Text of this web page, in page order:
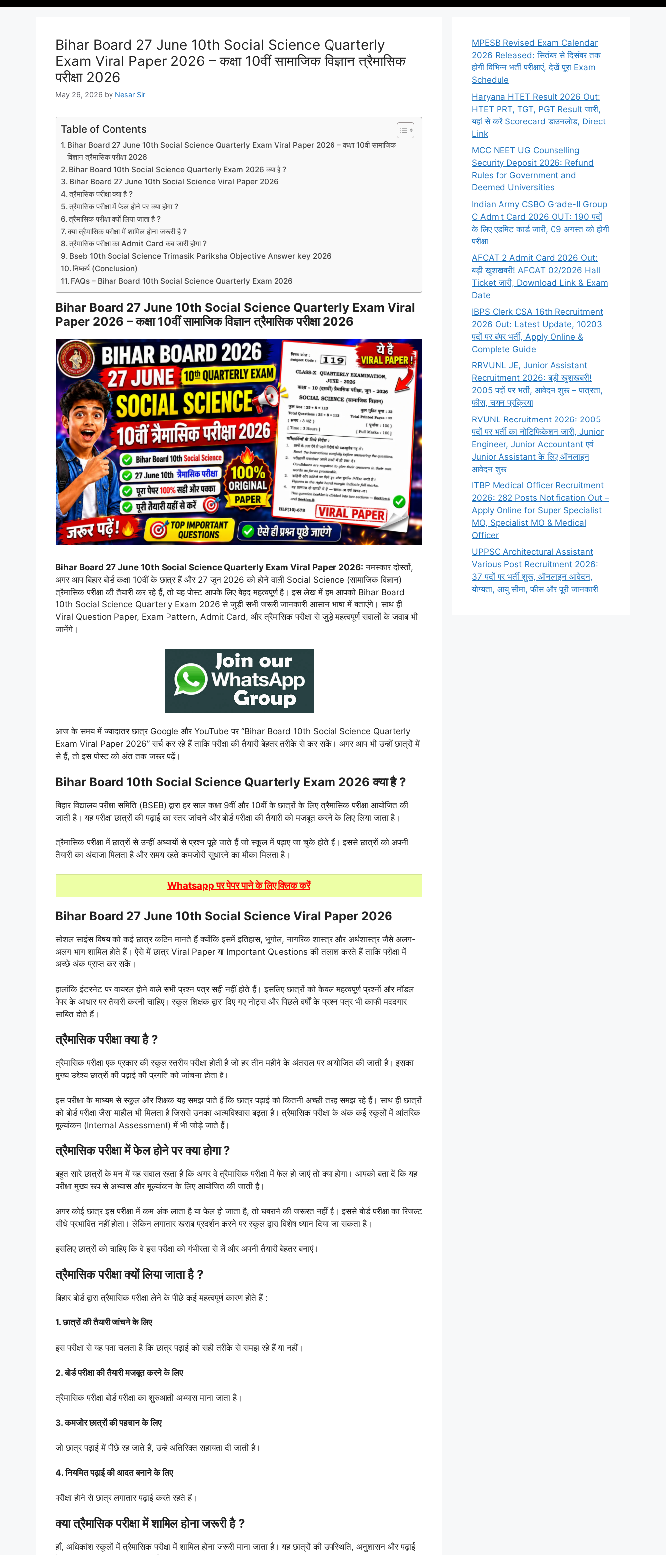
Bihar Board 27 June 10th Social Science Quarterly
Exam Viral Paper 2026 – कक्षा 10वीं सामाजिक विज्ञान त्रैमासिक
परीक्षा 2026
May 26, 2026 by Nesar Sir
Table of Contents
Bihar Board 27 June 10th Social Science Quarterly Exam Viral Paper 2026 – कक्षा 10वीं सामाजिक
विज्ञान त्रैमासिक परीक्षा 2026
Bihar Board 10th Social Science Quarterly Exam 2026 क्या है ?
Bihar Board 27 June 10th Social Science Viral Paper 2026
त्रैमासिक परीक्षा क्या है ?
त्रैमासिक परीक्षा में फेल होने पर क्या होगा ?
त्रैमासिक परीक्षा क्यों लिया जाता है ?
क्या त्रैमासिक परीक्षा में शामिल होना जरूरी है ?
त्रैमासिक परीक्षा का Admit Card कब जारी होगा ?
Bseb 10th Social Science Trimasik Pariksha Objective Answer key 2026
निष्कर्ष (Conclusion)
FAQs – Bihar Board 10th Social Science Quarterly Exam 2026
Bihar Board 27 June 10th Social Science Quarterly Exam Viral
Paper 2026 – कक्षा 10वीं सामाजिक विज्ञान त्रैमासिक परीक्षा 2026
Bihar Board 27 June 10th Social Science Quarterly Exam Viral Paper 2026: नमस्कार दोस्तों,
अगर आप बिहार बोर्ड कक्षा 10वीं के छात्र हैं और 27 जून 2026 को होने वाली Social Science (सामाजिक विज्ञान)
त्रैमासिक परीक्षा की तैयारी कर रहे हैं, तो यह पोस्ट आपके लिए बेहद महत्वपूर्ण है। इस लेख में हम आपको Bihar Board
10th Social Science Quarterly Exam 2026 से जुड़ी सभी जरूरी जानकारी आसान भाषा में बताएंगे। साथ ही
Viral Question Paper, Exam Pattern, Admit Card, और त्रैमासिक परीक्षा से जुड़े महत्वपूर्ण सवालों के जवाब भी
जानेंगे।
आज के समय में ज्यादातर छात्र Google और YouTube पर “Bihar Board 10th Social Science Quarterly
Exam Viral Paper 2026” सर्च कर रहे हैं ताकि परीक्षा की तैयारी बेहतर तरीके से कर सकें। अगर आप भी उन्हीं छात्रों में
से हैं, तो इस पोस्ट को अंत तक जरूर पढ़ें।
Bihar Board 10th Social Science Quarterly Exam 2026 क्या है ?
बिहार विद्यालय परीक्षा समिति (BSEB) द्वारा हर साल कक्षा 9वीं और 10वीं के छात्रों के लिए त्रैमासिक परीक्षा आयोजित की
जाती है। यह परीक्षा छात्रों की पढ़ाई का स्तर जांचने और बोर्ड परीक्षा की तैयारी को मजबूत करने के लिए लिया जाता है।
त्रैमासिक परीक्षा में छात्रों से उन्हीं अध्यायों से प्रश्न पूछे जाते हैं जो स्कूल में पढ़ाए जा चुके होते हैं। इससे छात्रों को अपनी
तैयारी का अंदाजा मिलता है और समय रहते कमजोरी सुधारने का मौका मिलता है।
Whatsapp पर पेपर पाने के लिए क्लिक करें
Bihar Board 27 June 10th Social Science Viral Paper 2026
सोशल साइंस विषय को कई छात्र कठिन मानते हैं क्योंकि इसमें इतिहास, भूगोल, नागरिक शास्त्र और अर्थशास्त्र जैसे अलग-
अलग भाग शामिल होते हैं। ऐसे में छात्र Viral Paper या Important Questions की तलाश करते हैं ताकि परीक्षा में
अच्छे अंक प्राप्त कर सकें।
हालांकि इंटरनेट पर वायरल होने वाले सभी प्रश्न पत्र सही नहीं होते हैं। इसलिए छात्रों को केवल महत्वपूर्ण प्रश्नों और मॉडल
पेपर के आधार पर तैयारी करनी चाहिए। स्कूल शिक्षक द्वारा दिए गए नोट्स और पिछले वर्षों के प्रश्न पत्र भी काफी मददगार
साबित होते हैं।
त्रैमासिक परीक्षा क्या है ?
त्रैमासिक परीक्षा एक प्रकार की स्कूल स्तरीय परीक्षा होती है जो हर तीन महीने के अंतराल पर आयोजित की जाती है। इसका
मुख्य उद्देश्य छात्रों की पढ़ाई की प्रगति को जांचना होता है।
इस परीक्षा के माध्यम से स्कूल और शिक्षक यह समझ पाते हैं कि छात्र पढ़ाई को कितनी अच्छी तरह समझ रहे हैं। साथ ही छात्रों
को बोर्ड परीक्षा जैसा माहौल भी मिलता है जिससे उनका आत्मविश्वास बढ़ता है। त्रैमासिक परीक्षा के अंक कई स्कूलों में आंतरिक
मूल्यांकन (Internal Assessment) में भी जोड़े जाते हैं।
त्रैमासिक परीक्षा में फेल होने पर क्या होगा ?
बहुत सारे छात्रों के मन में यह सवाल रहता है कि अगर वे त्रैमासिक परीक्षा में फेल हो जाएं तो क्या होगा। आपको बता दें कि यह
परीक्षा मुख्य रूप से अभ्यास और मूल्यांकन के लिए आयोजित की जाती है।
अगर कोई छात्र इस परीक्षा में कम अंक लाता है या फेल हो जाता है, तो घबराने की जरूरत नहीं है। इससे बोर्ड परीक्षा का रिजल्ट
सीधे प्रभावित नहीं होता। लेकिन लगातार खराब प्रदर्शन करने पर स्कूल द्वारा विशेष ध्यान दिया जा सकता है।
इसलिए छात्रों को चाहिए कि वे इस परीक्षा को गंभीरता से लें और अपनी तैयारी बेहतर बनाएं।
त्रैमासिक परीक्षा क्यों लिया जाता है ?
बिहार बोर्ड द्वारा त्रैमासिक परीक्षा लेने के पीछे कई महत्वपूर्ण कारण होते हैं :
1. छात्रों की तैयारी जांचने के लिए
इस परीक्षा से यह पता चलता है कि छात्र पढ़ाई को सही तरीके से समझ रहे हैं या नहीं।
2. बोर्ड परीक्षा की तैयारी मजबूत करने के लिए
त्रैमासिक परीक्षा बोर्ड परीक्षा का शुरुआती अभ्यास माना जाता है।
3. कमजोर छात्रों की पहचान के लिए
जो छात्र पढ़ाई में पीछे रह जाते हैं, उन्हें अतिरिक्त सहायता दी जाती है।
4. नियमित पढ़ाई की आदत बनाने के लिए
परीक्षा होने से छात्र लगातार पढ़ाई करते रहते हैं।
क्या त्रैमासिक परीक्षा में शामिल होना जरूरी है ?
हाँ, अधिकांश स्कूलों में त्रैमासिक परीक्षा में शामिल होना जरूरी माना जाता है। यह छात्रों की उपस्थिति, अनुशासन और पढ़ाई
MPESB Revised Exam Calendar
2026 Released: सितंबर से दिसंबर तक
होगी विभिन्न भर्ती परीक्षाएं, देखें पूरा Exam
Schedule
Haryana HTET Result 2026 Out:
HTET PRT, TGT, PGT Result जारी,
यहां से करें Scorecard डाउनलोड, Direct
Link
MCC NEET UG Counselling
Security Deposit 2026: Refund
Rules for Government and
Deemed Universities
Indian Army CSBO Grade-II Group
C Admit Card 2026 OUT: 190 पदों
के लिए एडमिट कार्ड जारी, 09 अगस्त को होगी
परीक्षा
AFCAT 2 Admit Card 2026 Out:
बड़ी खुशखबरी! AFCAT 02/2026 Hall
Ticket जारी, Download Link & Exam
Date
IBPS Clerk CSA 16th Recruitment
2026 Out: Latest Update, 10203
पदों पर बंपर भर्ती, Apply Online &
Complete Guide
RRVUNL JE, Junior Assistant
Recruitment 2026: बड़ी खुशखबरी!
2005 पदों पर भर्ती, आवेदन शुरू – पात्रता,
फीस, चयन प्रक्रिया
RVUNL Recruitment 2026: 2005
पदों पर भर्ती का नोटिफिकेशन जारी, Junior
Engineer, Junior Accountant एवं
Junior Assistant के लिए ऑनलाइन
आवेदन शुरू
ITBP Medical Officer Recruitment
2026: 282 Posts Notification Out –
Apply Online for Super Specialist
MO, Specialist MO & Medical
Officer
UPPSC Architectural Assistant
Various Post Recruitment 2026:
37 पदों पर भर्ती शुरू, ऑनलाइन आवेदन,
योग्यता, आयु सीमा, फीस और पूरी जानकारी